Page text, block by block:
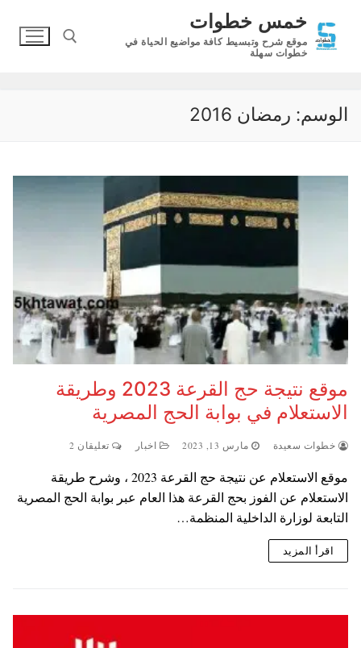
المحتوى
خمس خطوات
موقع شرح وتبسيط كافة مواضيع الحياة في
خطوات سهلة
الوسم: رمضان 2016
موقع نتيجة حج القرعة 2023 وطريقة
الاستعلام في بوابة الحج المصرية
خطوات سعيدة مارس 13, 2023 اخبار تعليقان 2
موقع الاستعلام عن نتيجة حج القرعة 2023 ، وشرح طريقة
الاستعلام عن الفوز بحج القرعة هذا العام عبر بوابة الحج المصرية
التابعة لوزارة الداخلية المنظمة…
اقرأ المزيد